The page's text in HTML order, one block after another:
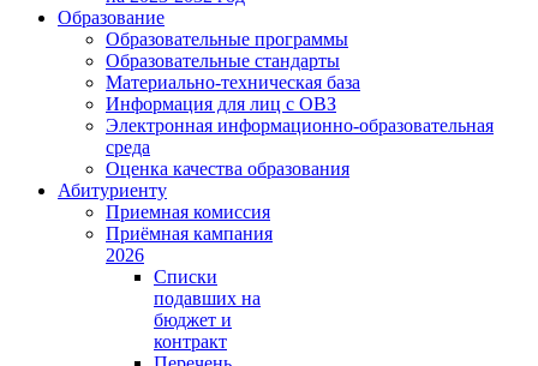
Образование
Образовательные программы
Образовательные стандарты
Материально-техническая база
Информация для лиц с ОВЗ
Электронная информационно-образовательная
среда
Оценка качества образования
Абитуриенту
Приемная комиссия
Приёмная кампания
2026
Списки
подавших на
бюджет и
контракт